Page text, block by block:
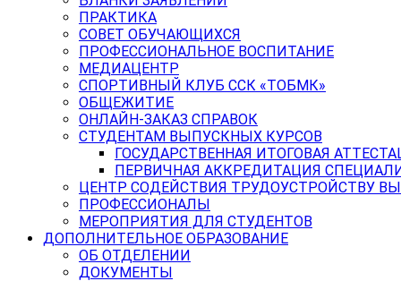
ПРАКТИКА
СОВЕТ ОБУЧАЮЩИХСЯ
ПРОФЕССИОНАЛЬНОЕ ВОСПИТАНИЕ
МЕДИАЦЕНТР
СПОРТИВНЫЙ КЛУБ ССК «ТОБМК»
ОБЩЕЖИТИЕ
ОНЛАЙН-ЗАКАЗ СПРАВОК
СТУДЕНТАМ ВЫПУСКНЫХ КУРСОВ
ГОСУДАРСТВЕННАЯ ИТОГОВАЯ
ПЕРВИЧНАЯ АККРЕДИТАЦИЯ
ЦЕНТР СОДЕЙСТВИЯ ТРУДОУСТРОЙСТВУ
ПРОФЕССИОНАЛЫ
МЕРОПРИЯТИЯ ДЛЯ СТУДЕНТОВ
ДОПОЛНИТЕЛЬНОЕ ОБРАЗОВАНИЕ
ОБ ОТДЕЛЕНИИ
ДОКУМЕНТЫ